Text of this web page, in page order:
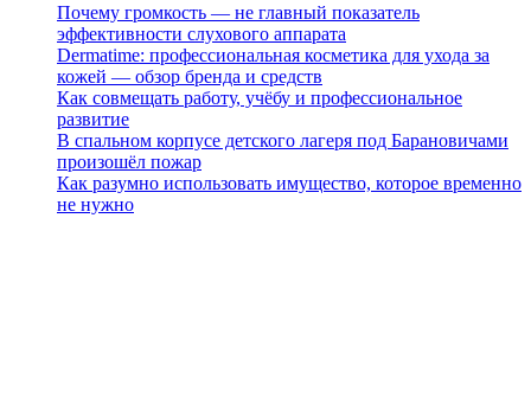
Почему громкость — не главный показатель
эффективности слухового аппарата
Dermatime: профессиональная косметика для ухода за
кожей — обзор бренда и средств
Как совмещать работу, учёбу и профессиональное
развитие
В спальном корпусе детского лагеря под Барановичами
произошёл пожар
Как разумно использовать имущество, которое временно
не нужно